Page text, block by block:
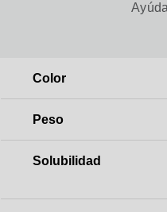
Color
Peso
Solubilidad